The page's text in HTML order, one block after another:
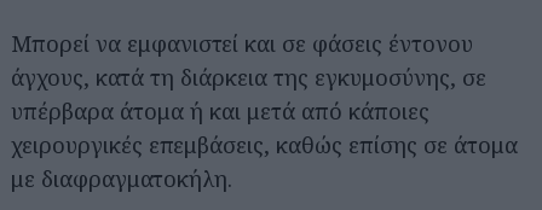
Μπορεί να εμφανιστεί και σε φάσεις έντονου
άγχους, κατά τη διάρκεια της εγκυμοσύνης, σε
υπέρβαρα άτομα ή και μετά από κάποιες
χειρουργικές επεμβάσεις, καθώς επίσης σε άτομα
με διαφραγματοκήλη.